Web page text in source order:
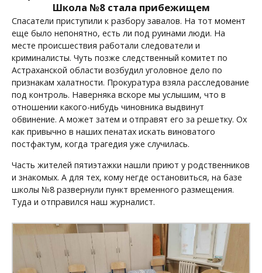
Школа №8 стала прибежищем
Спасатели приступили к разбору завалов. На тот момент
еще было непонятно, есть ли под руинами люди. На
месте происшествия работали следователи и
криминалисты. Чуть позже следственный комитет по
Астраханской области возбудил уголовное дело по
признакам халатности. Прокуратура взяла расследование
под контроль. Наверняка вскоре мы услышим, что в
отношении какого-нибудь чиновника выдвинут
обвинение. А может затем и отправят его за решетку. Ох
как привычно в наших пенатах искать виноватого
постфактум, когда трагедия уже случилась.
Часть жителей пятиэтажки нашли приют у родственников
и знакомых. А для тех, кому негде остановиться, на базе
школы №8 развернули пункт временного размещения.
Туда и отправился наш журналист.